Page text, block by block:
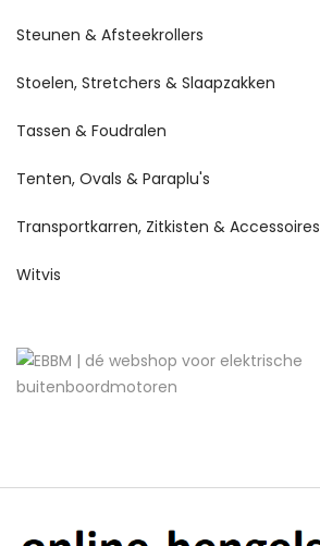
Steunen & Afsteekrollers
Stoelen, Stretchers & Slaapzakken
Tassen & Foudralen
Tenten, Ovals & Paraplu's
Transportkarren, Zitkisten & Accessoires
Witvis